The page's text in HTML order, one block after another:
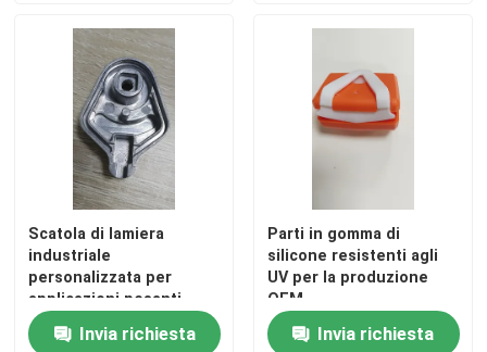
La muffa della pressofusione
Parti in gomma siliconica
Stampaggio ad iniezione del silicone
Parti di telecomunicazione
Parti mediche di plastica dello stampaggio ad
Scatola di lamiera
industriale
personalizzata per
applicazioni pesanti
Invia richiesta
Parti in gomma di
silicone resistenti agli
UV per la produzione
OEM
Invia richiesta